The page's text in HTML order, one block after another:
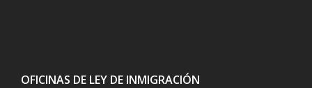
OFICINAS DE LEY DE INMIGRACIÓN